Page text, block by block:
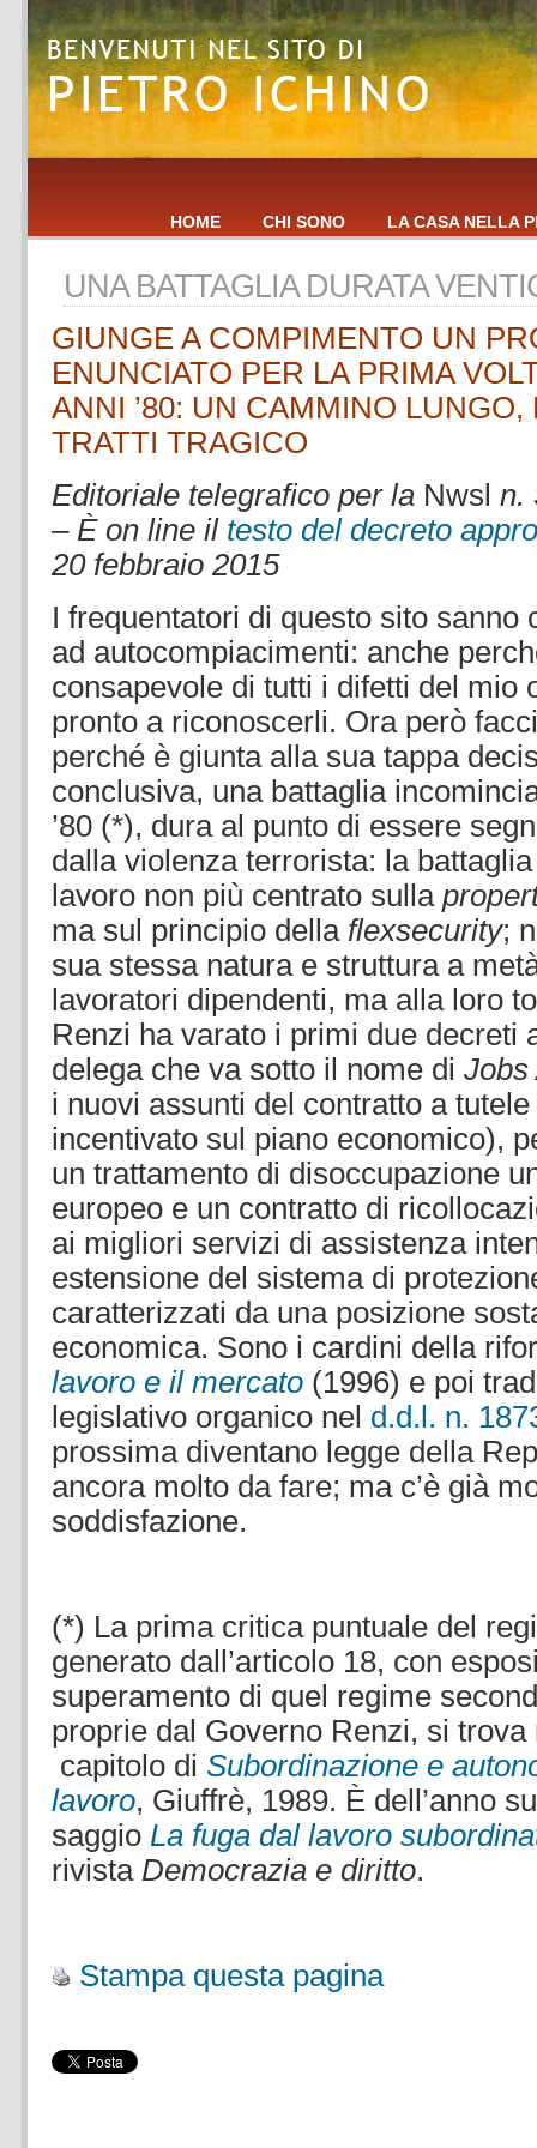
HOME CHI SONO LA CASA NELLA
UNA BATTAGLIA DURATA
GIUNGE A COMPIMENTO UN
ENUNCIATO PER LA PRIMA
ANNI ’80: UN CAMMINO LUNGO,
TRATTI TRAGICO
Editoriale telegrafico per la Nwsl n.
– È on line il testo del decreto
20 febbraio 2015.
I frequentatori di questo sito sanno
ad autocompiacimenti: anche
consapevole di tutti i difetti del mio
pronto a riconoscerli. Ora però
perché è giunta alla sua tappa
conclusiva, una battaglia
’80 (*), dura al punto di essere
dalla violenza terrorista: la
lavoro non più centrato sulla
ma sul principio della flexsecurity;
sua stessa natura e struttura a
lavoratori dipendenti, ma alla loro
Renzi ha varato i primi due decreti
delega che va sotto il nome di Jobs
i nuovi assunti del contratto a
incentivato sul piano economico),
un trattamento di disoccupazione
europeo e un contratto di
ai migliori servizi di assistenza
estensione del sistema di
caratterizzati da una posizione
economica. Sono i cardini della
lavoro e il mercato (1996) e poi
legislativo organico nel d.d.l. n.
prossima diventano legge della
ancora molto da fare; ma c’è già
soddisfazione.
(*) La prima critica puntuale del
generato dall’articolo 18, con
superamento di quel regime
proprie dal Governo Renzi, si
capitolo di Subordinazione e
lavoro, Giuffrè, 1989. È dell’anno
saggio La fuga dal lavoro
rivista Democrazia e diritto.
Stampa questa pagina